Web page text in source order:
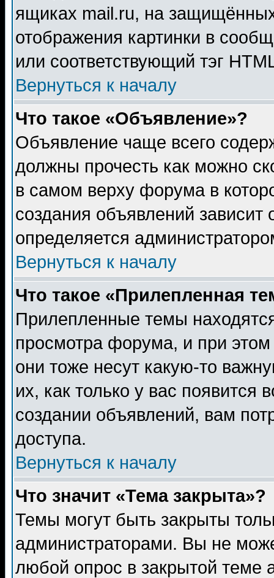
ящиках mail.ru, на
отображения картинки в
или соответствующий тэг
Вернуться к началу
Что такое «Объявление»?
Объявление чаще всего
должны прочесть как можно
в самом верху форума в
создания объявлений зависит
определяется
Вернуться к началу
Что такое «Прилепленная
Прилепленные темы
просмотра форума, и при
они тоже несут какую-то
их, как только у вас появится
создании объявлений, вам
доступа.
Вернуться к началу
Что значит «Тема закрыта»?
Темы могут быть закрыты
администраторами. Вы не
любой опрос в закрытой теме